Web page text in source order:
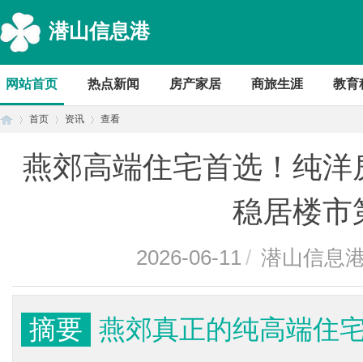
潜山信息港
网站首页 热点新闻 房产家居 商旅生涯 教育
首页 资讯 查看
燕郊高端住宅首选！纯
稳居楼市
2026-06-11 / 潜山信息
摘要 燕郊真正的纯高端住